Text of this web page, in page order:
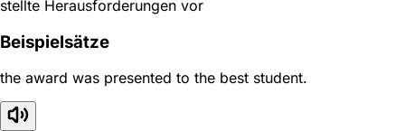
stellte Herausforderungen vor
Beispielsätze
the award was presented to the best student.